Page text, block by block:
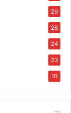
29
26
24
23
10